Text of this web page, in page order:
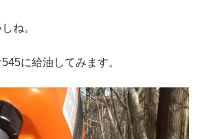
ね。
に給油してみます。